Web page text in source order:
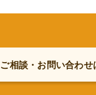
ご相談・お問い合わせ